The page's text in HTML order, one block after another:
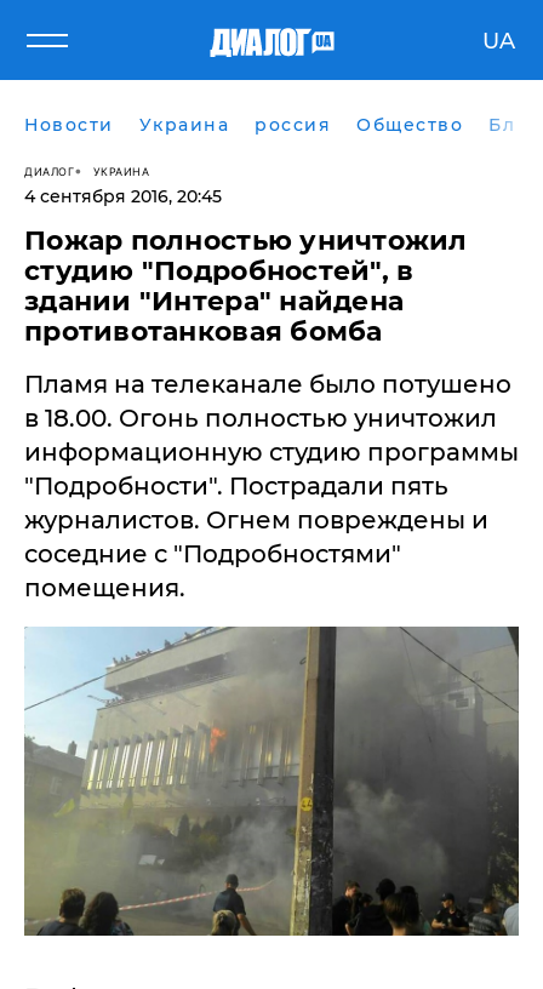
UA
Новости Украина россия Общество
ДИАЛОГ УКРАИНА
4 сентября 2016, 20:45
Пожар полностью уничтожил
студию "Подробностей", в
здании "Интера" найдена
противотанковая бомба
Пламя на телеканале было потушено
в 18.00. Огонь полностью уничтожил
информационную студию программы
"Подробности". Пострадали пять
журналистов. Огнем повреждены и
соседние с "Подробностями"
помещения.